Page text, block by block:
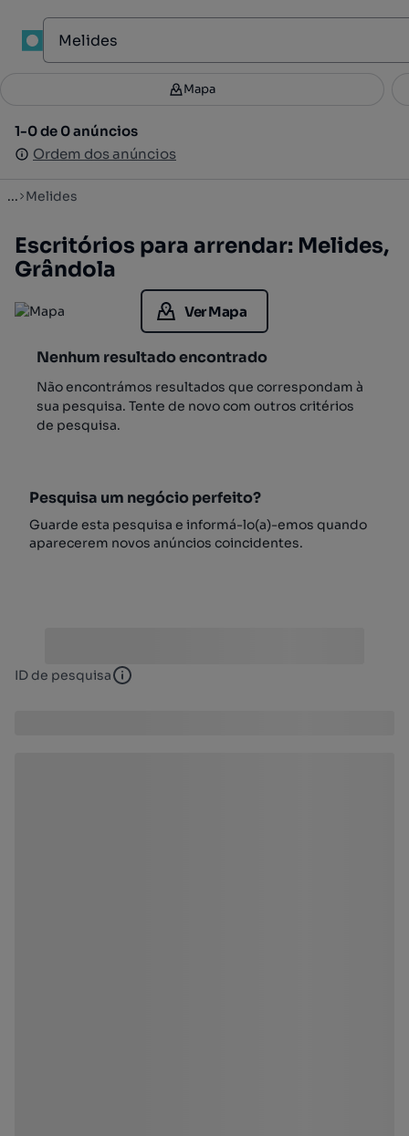
Filtros 4
1-0 de 0 anúncios
Ordem dos anúncios
Mapa
1-0 de 0 anúncios
Ordem dos anúncios
... Melides
Escritórios para arrendar: Melides,
Grândola
Ver Mapa
Nenhum resultado encontrado
Não encontrámos resultados que correspondam à
sua pesquisa. Tente de novo com outros critérios
de pesquisa.
Pesquisa um negócio perfeito?
Guarde esta pesquisa e informá-lo(a)-emos quando
aparecerem novos anúncios coincidentes.
ID de pesquisa ID de pesquisa